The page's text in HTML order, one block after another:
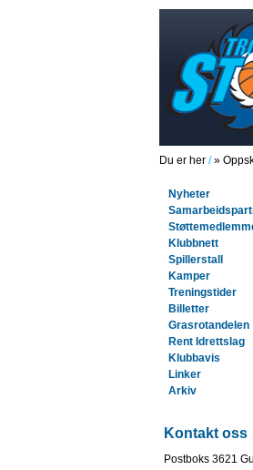
Du er her /»
Nyheter
Klubbnett
Spillerstall
Kamper
Treningstider
Billetter
Grasrotandelen
Rent Idrettslag
Klubbavis
Linker
Arkiv
Kontakt oss
Postboks 3621